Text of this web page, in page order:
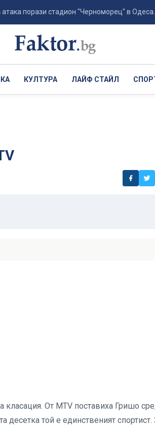
порази стадион "Черноморец" в Одеса...
КУЛТУРА ЛАЙФ СТАЙЛ
От MTV поставиха Гришо
той е единственият спортист.